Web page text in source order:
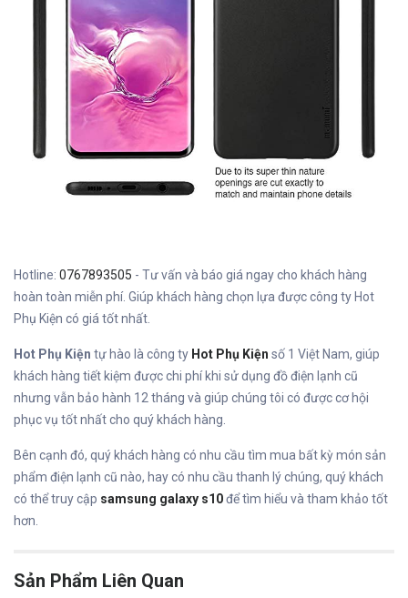
Hotline: 0767893505 - Tư vấn và báo giá ngay cho khách hàng
hoàn toàn miễn phí. Giúp khách hàng chọn lựa được công ty Hot
Phụ Kiện có giá tốt nhất.
Hot Phụ Kiện tự hào là công ty Hot Phụ Kiện số 1 Việt Nam, giúp
khách hàng tiết kiệm được chi phí khi sử dụng đồ điện lạnh cũ
nhưng vẫn bảo hành 12 tháng và giúp chúng tôi có được cơ hội
phục vụ tốt nhất cho quý khách hàng.
Bên cạnh đó, quý khách hàng có nhu cầu tìm mua bất kỳ món sản
phẩm điện lạnh cũ nào, hay có nhu cầu thanh lý chúng, quý khách
có thể truy cập samsung galaxy s10để tìm hiểu và tham khảo tốt
hơn.
Sản Phẩm Liên Quan